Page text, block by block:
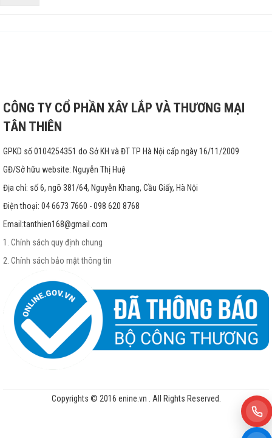
CÔNG TY CỔ PHẦN XÂY LẮP VÀ THƯƠNG MẠI
TÂN THIÊN
GPKD số 0104254351 do Sở KH và ĐT TP Hà Nội cấp ngày 16/11/2009
GĐ/Sở hữu website: Nguyễn Thị Huệ
Địa chỉ: số 6, ngõ 381/64, Nguyễn Khang, Cầu Giấy, Hà Nội
Điện thoại: 04 6673 7660 - 098 620 8768
Email:tanthien168@gmail.com
1. Chính sách quy định chung
2. Chính sách bảo mật thông tin
Copyrights © 2016 enine.vn . All Rights Reserved.